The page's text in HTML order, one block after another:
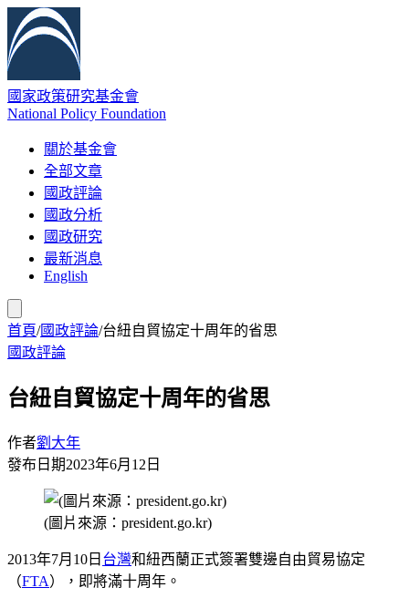
國家政策研究基金會
National Policy Foundation
關於基金會
全部文章
國政評論
國政分析
國政研究
最新消息
English
首頁/國政評論/台紐自貿協定十周年的省思
國政評論
台紐自貿協定十周年的省思
作者劉大年
發布日期2023年6月12日
(圖片來源：president.go.kr)
2013年7月10日 台灣和紐西蘭正式簽署雙邊自由貿易協定
（FTA），即將滿十周年。